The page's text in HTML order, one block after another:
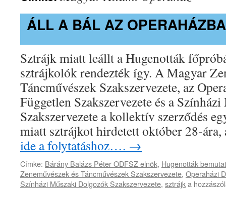
ÁLL A BÁL AZ
Sztrájk miatt leállt a Hugenották
sztrájkolók rendezték így. A Magyar
Táncművészek Szakszervezete, az
Független Szakszervezete és a
Szakszervezete a kollektív szerződés
miatt sztrájkot hirdetett október 28-
ide a folytatáshoz…. →
Címke: Bárány Balázs Péter ODFSZ elnök, Hugenották
Zeneművészek és Táncművészek Szakszervezete, Operaházi
Színházi Műszaki Dolgozók Szakszervezete, sztrájkÁll
a